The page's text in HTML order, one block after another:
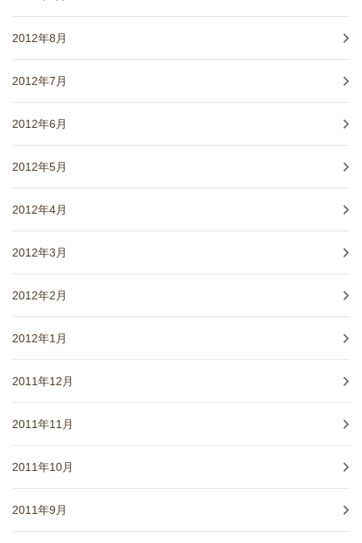
2012年8月
2012年7月
2012年6月
2012年5月
2012年4月
2012年3月
2012年2月
2012年1月
2011年12月
2011年11月
2011年10月
2011年9月